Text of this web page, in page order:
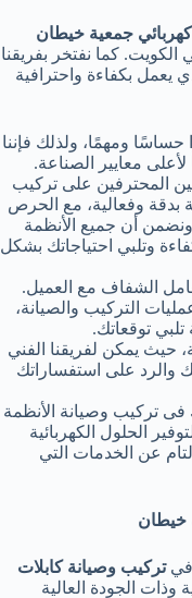
جمعية خيطان
الكويت. كما نفتخر بفريقنا
يعمل بكفاءة واحترافية
حساسًا ومهمًا، ولذلك فإننا
لأعلى معايير الصناعة.
المحترفين على تركيب
بدقة وفعالية، مع الحرص
ونضمن أن جميع الأنظمة
وتلبي احتياجاتك بشكل
الشفاف مع العميل.
التركيب والصيانة،
توقعاتك.
حيث يمكن لفريقنا الفني
والرد على استفساراتك
فى تركيب وصيانة الأنظمة
الحلول الكهربائية
عن الخدمات التي
خيطان
فيتركيب وصيانة كابلات
وذات الجودة العالية